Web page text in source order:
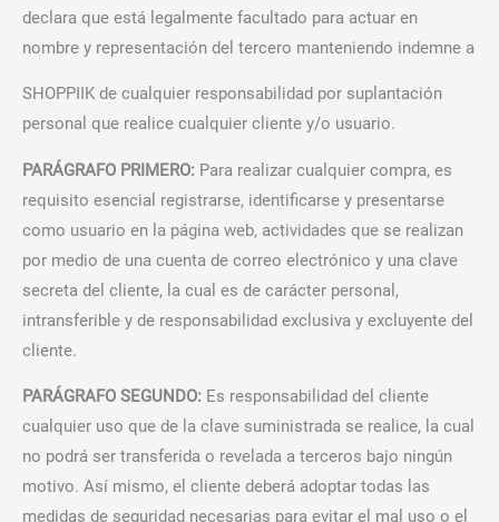
declara que está legalmente facultado para actuar en
nombre y representación del tercero manteniendo indemne a
SHOPPIIK de cualquier responsabilidad por suplantación
personal que realice cualquier cliente y/o usuario.
PARÁGRAFO PRIMERO: Para realizar cualquier compra, es
requisito esencial registrarse, identificarse y presentarse
como usuario en la página web, actividades que se realizan
por medio de una cuenta de correo electrónico y una clave
secreta del cliente, la cual es de carácter personal,
intransferible y de responsabilidad exclusiva y excluyente del
cliente.
PARÁGRAFO SEGUNDO: Es responsabilidad del cliente
cualquier uso que de la clave suministrada se realice, la cual
no podrá ser transferida o revelada a terceros bajo ningún
motivo. Así mismo, el cliente deberá adoptar todas las
medidas de seguridad necesarias para evitar el mal uso o el